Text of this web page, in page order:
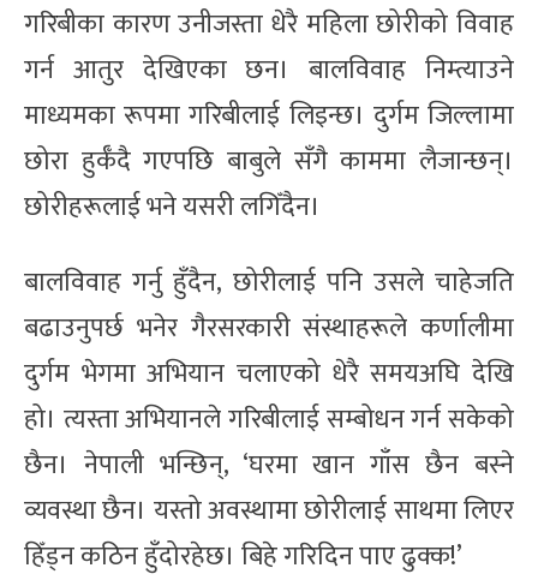
गरिबीका कारण उनीजस्ता धेरै महिला छोरीको विवाह
गर्न आतुर देखिएका छन। बालविवाह निम्त्याउने
माध्यमका रूपमा गरिबीलाई लिइन्छ। दुर्गम जिल्लामा
छोरा हुर्कँदै गएपछि बाबुले सँगै काममा लैजान्छन्।
छोरीहरूलाई भने यसरी लगिँदैन।
बालविवाह गर्नु हुँदैन, छोरीलाई पनि उसले चाहेजति
बढाउनुपर्छ भनेर गैरसरकारी संस्थाहरूले कर्णालीमा
दुर्गम भेगमा अभियान चलाएको धेरै समयअघि देखि
हो। त्यस्ता अभियानले गरिबीलाई सम्बोधन गर्न सकेको
छैन। नेपाली भन्छिन्, ‘घरमा खान गाँस छैन बस्ने
व्यवस्था छैन। यस्तो अवस्थामा छोरीलाई साथमा लिएर
हिँड्न कठिन हुँदोरहेछ। बिहे गरिदिन पाए ढुक्क!’